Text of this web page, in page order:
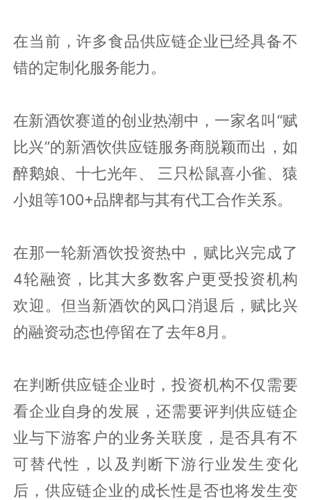
在当前，许多食品供应链企业已经具备不
错的定制化服务能力。
在新酒饮赛道的创业热潮中，一家名叫“赋
比兴”的新酒饮供应链服务商脱颖而出，如
醉鹅娘、十七光年、 三只松鼠喜小雀、猿
小姐等100+品牌都与其有代工合作关系。
在那一轮新酒饮投资热中，赋比兴完成了
4轮融资，比其大多数客户更受投资机构
欢迎。但当新酒饮的风口消退后，赋比兴
的融资动态也停留在了去年8月。
在判断供应链企业时，投资机构不仅需要
看企业自身的发展，还需要评判供应链企
业与下游客户的业务关联度，是否具有不
可替代性，以及判断下游行业发生变化
后，供应链企业的成长性是否也将发生变